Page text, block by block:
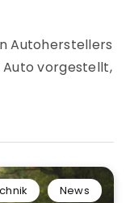
Autoherstellers
Auto vorgestellt,
News